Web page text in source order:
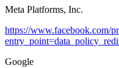
Meta Platforms, Inc.
https://www.facebook.com/
Google